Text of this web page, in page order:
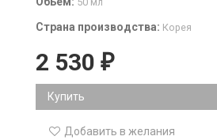
Страна производства: Корея
2 530 ₽
Купить
Добавить в желания